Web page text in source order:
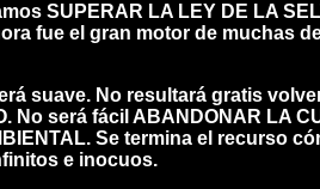
SUPERAR LA LEY DE LA
fue el gran motor de muchas
suave. No resultará gratis
No será fácil ABANDONAR LA
Se termina el recurso
e inocuos.